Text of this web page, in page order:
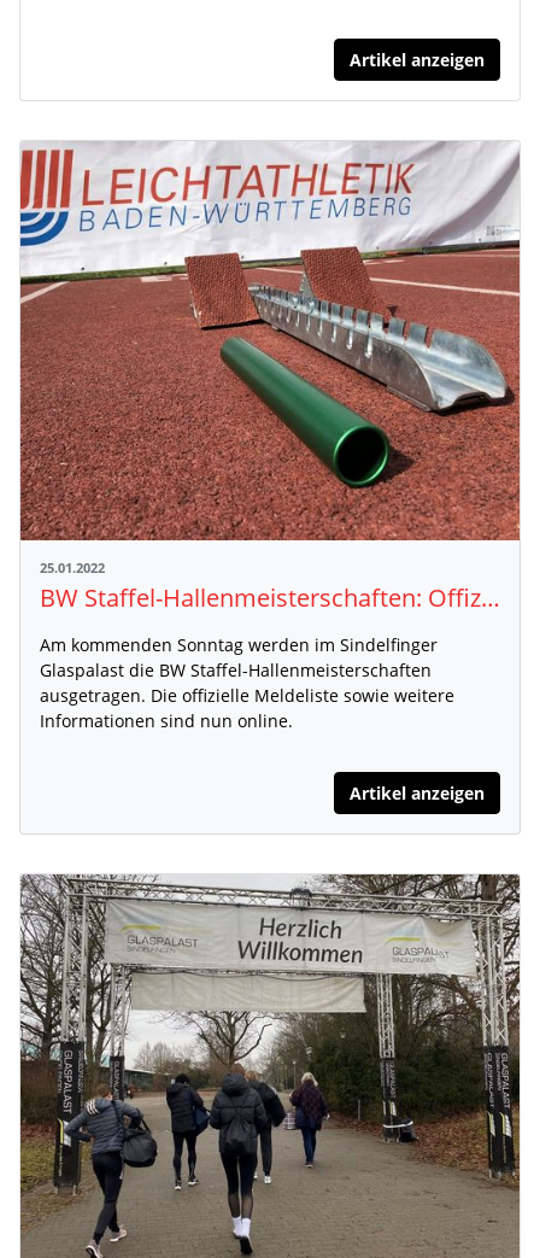
Artikel anzeigen
25.01.2022
BW Staffel-Hallenmeisterschaften: Offizielle Meldeliste und Teilnehmerinformation veröffentlicht
Am kommenden Sonntag werden im Sindelfinger
Glaspalast die BW Staffel-Hallenmeisterschaften
ausgetragen. Die offizielle Meldeliste sowie weitere
Informationen sind nun online.
Artikel anzeigen